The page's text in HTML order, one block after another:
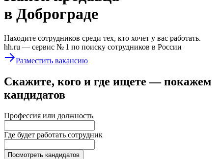
в Доброграде
Находите сотрудников среди тех, кто хочет у вас работать.
hh.ru — сервис № 1 по поиску сотрудников в России
Разместить вакансию
Скажите, кого и где ищете — покажем
кандидатов
Профессия или должность
Где будет работать сотрудник
Посмотреть кандидатов